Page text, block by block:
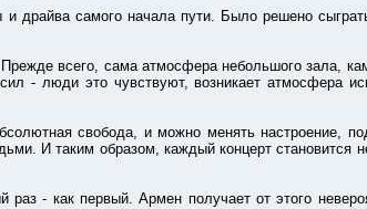
самого начала пути. Было решено сыграть
всего, сама атмосфера небольшого зала,
люди это чувствуют, возникает атмосфера
свобода, и можно менять настроение,
И таким образом, каждый концерт
как первый. Армен получает от этого